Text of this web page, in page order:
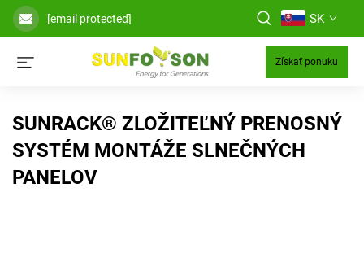
[email protected] SK
Získať ponuku
SUNRACK® ZLOŽITEĽNÝ PRENOSNÝ
SYSTÉM MONTÁŽE SLNEČNÝCH
PANELOV